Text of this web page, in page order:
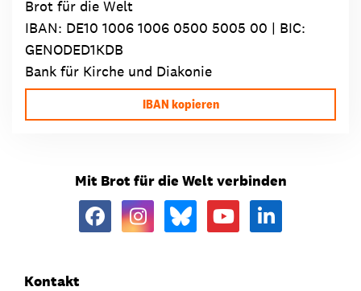
Brot für die Welt
IBAN: DE10 1006 1006 0500 5005 00 | BIC:
GENODED1KDB
Bank für Kirche und Diakonie
IBAN kopieren
Mit Brot für die Welt verbinden
Kontakt